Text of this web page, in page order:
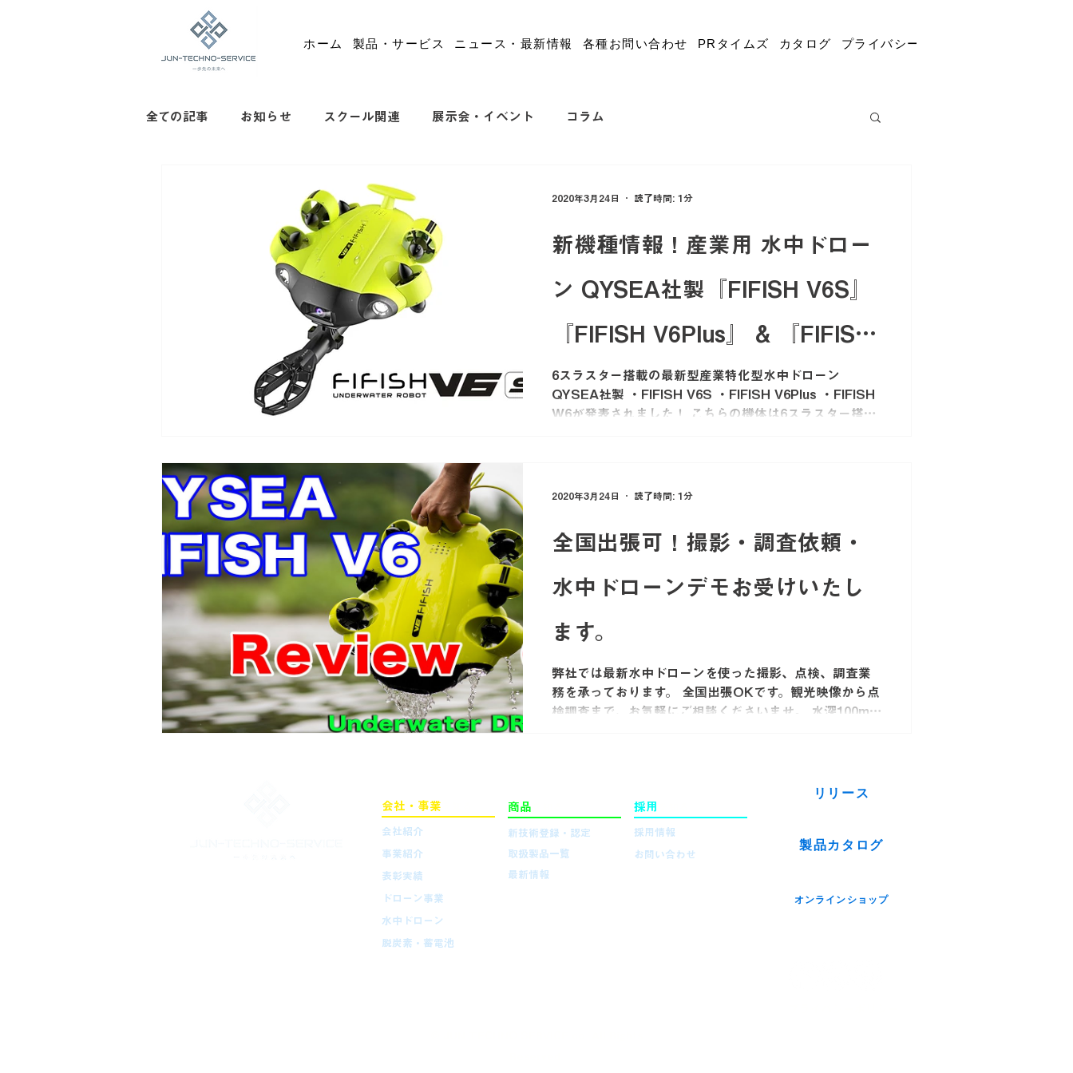
ホーム 製品・サービス ニュース・最新情報 各種お問い合わせ PRタイムズ カタログ プライバシーポリシー
全ての記事 お知らせ スクール関連 展示会・イベント コラム
新機種情報！産業用 水中ドロー
ン QYSEA社製『​FIFISH V6S』
『FIFISH V6Plus』 & 『FIFISH
W6』 発表！
6スラスター搭載の最新型産業特化型水中ドローン
QYSEA社製 ・FIFISH V6S ・FIFISH V6Plus ・FIFISH
W6が発表されました！ こちらの機体は6スラスター搭載
2020年3月24日 読了時間: 1分
全国出張可！撮影・調査依頼・
水中ドローンデモお受けいたし
ます。
弊社では最新水中ドローンを使った撮影、点検、調査業
務を承っております。 全国出張OKです。観光映像から点
検調査まで、お気軽にご相談くださいませ。 水深100mま
2020年3月24日 読了時間: 1分
会社・事業
会社紹介
事業紹介
表彰実績
ドローン事業
水中ドローン
脱炭素・蓄電池
商品
新技術登録・認定
取扱製品一覧
最新情報
採用
採用情報
お問い合わせ
リリース
製品カタログ
オンラインショップ